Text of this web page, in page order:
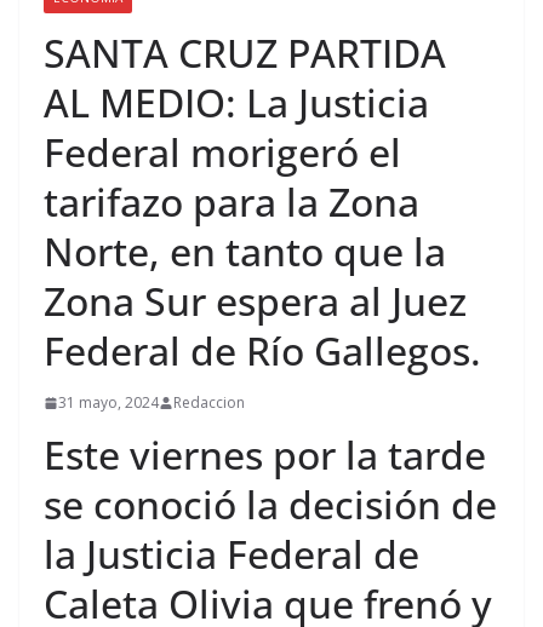
SANTA CRUZ PARTIDA
AL MEDIO: La Justicia
Federal morigeró el
tarifazo para la Zona
Norte, en tanto que la
Zona Sur espera al Juez
Federal de Río Gallegos.
31 mayo, 2024 Redaccion
Este viernes por la tarde
se conoció la decisión de
la Justicia Federal de
Caleta Olivia que frenó y